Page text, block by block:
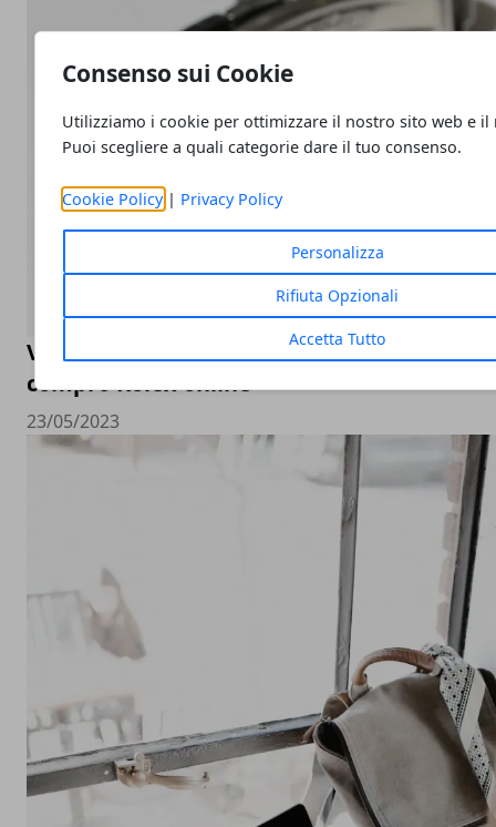
Consenso sui Cookie
Utilizziamo i cookie per ottimizzare il nostro sito web e il
Puoi scegliere a quali categorie dare il tuo consenso.
Cookie Policy| Privacy Policy
Personalizza
Rifiuta Opzionali
Accetta Tutto
Valutazione orologi Rolex online, come
compro Rolex online
23/05/2023